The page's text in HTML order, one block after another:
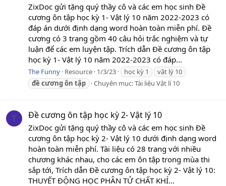
ZixDoc gửi tặng quý thầy cô và các em học sinh Đề
cương ôn tập học kỳ 1- Vật lý 10 năm 2022-2023 có
đáp án dưới định dạng word hoàn toàn miễn phí. Đề
cương có 3 trang gồm 40 câu hỏi trắc nghiệm và tự
luận để các em luyện tập. Trích dẫn Đề cương ôn tập
học kỳ 1- Vật lý 10 năm 2022-2023 có đáp...
The Funny Resource 1/3/23 học kỳ 1
vật lý 10
đề cươngôn tập Chuyên mục:Tài liệu Vật lí 10
T Đề cương ôn tập học kỳ 2- Vật lý 10
ZixDoc gửi tặng quý thầy cô và các em học sinh Đề
cương ôn tập học kỳ 2- Vật lý 10 dưới định dạng word
hoàn toàn miễn phí. Tài liệu có 28 trang với nhiều
chương khác nhau, cho các em ôn tập trong mùa thi
sắp tới, Trích dẫn Đề cương ôn tập học kỳ 2- Vật lý 10:
THUYẾT ĐỘNG HỌC PHÂN TỬ CHẤT KHÍ...